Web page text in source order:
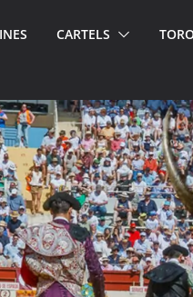
CARTELS